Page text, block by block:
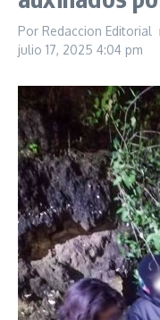
Por Redaccion Editorial
julio 17, 2025 4:04 pm